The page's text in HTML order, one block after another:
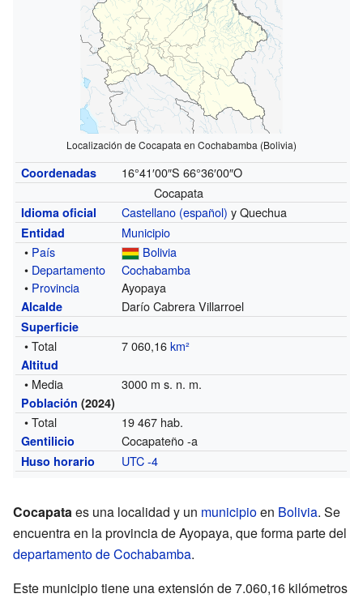
Localización de Cocapata en Cochabamba (Bolivia)
Coordenadas 16°41′00″S 66°36′00″O
Cocapata
Idioma oficial Castellano (español) y Quechua
Entidad
Municipio
• País
Bolivia
• Departamento
Cochabamba
• Provincia Ayopaya
Alcalde Darío Cabrera Villarroel
Superficie
• Total 7 060,16km²
Altitud
• Media 3000 m s. n. m.
Población (2024)
• Total 19 467 hab.
Gentilicio Cocapateño -a
Huso horario UTC -4
Cocapataes una localidad y un municipioen Bolivia. Se
encuentra en la provincia de Ayopaya, que forma parte del
departamento de Cochabamba.
Este municipio tiene una extensión de 7.060,16 kilómetros